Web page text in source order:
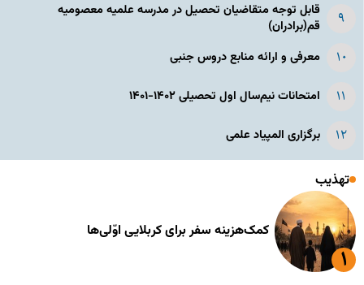
قابل توجه متقاضیان تحصیل در مدرسه علمیه معصومیه
قم(برادران)
معرفی و ارائه منابع دروس جنبی
امتحانات نیم‌سال اول تحصیلی ۱۴۰۲-۱۴۰۱
برگزاری المپیاد علمی
تهذیب
کمک‌هزینه سفر برای کربلایی اوّلی‌ها